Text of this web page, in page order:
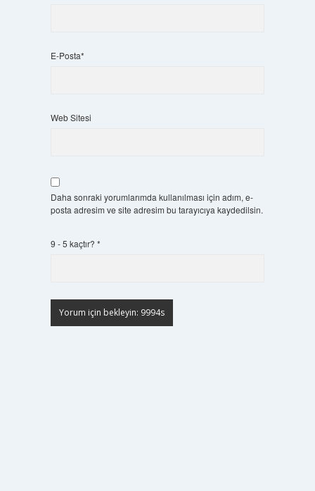
E-Posta*
Web Sitesi
Daha sonraki yorumlarımda kullanılması için adım, e-
posta adresim ve site adresim bu tarayıcıya kaydedilsin.
9 - 5 kaçtır? *